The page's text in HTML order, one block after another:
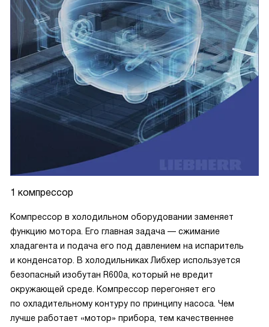
1 компрессор
Компрессор в холодильном оборудовании заменяет
функцию мотора. Его главная задача — сжимание
хладагента и подача его под давлением на испаритель
и конденсатор. В холодильниках Либхер используется
безопасный изобутан R600a, который не вредит
окружающей среде. Компрессор перегоняет его
по охладительному контуру по принципу насоса. Чем
лучше работает «мотор» прибора, тем качественнее